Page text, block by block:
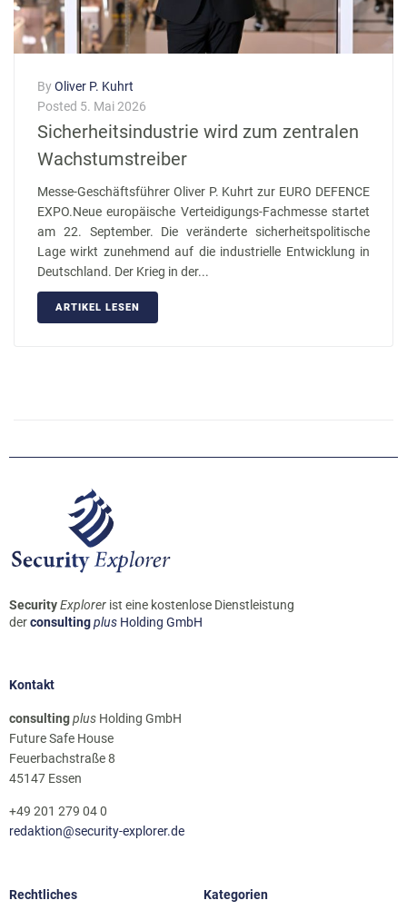
ByOliver P. Kuhrt
Posted 5. Mai 2026
Sicherheitsindustrie wird zum zentralen
Wachstumstreiber
Messe-Geschäftsführer Oliver P. Kuhrt zur EURO DEFENCE
EXPO.Neue europäische Verteidigungs-Fachmesse startet
am 22. September. Die veränderte sicherheitspolitische
Lage wirkt zunehmend auf die industrielle Entwicklung in
Deutschland. Der Krieg in der...
ARTIKEL LESEN
SecurityExplorer ist eine kostenlose Dienstleistung
derconsultingplus Holding GmbH
Kontakt
consultingplus Holding GmbH
Future Safe House
Feuerbachstraße 8
45147 Essen
+49 201 279 04 0
redaktion@security-explorer.de
Rechtliches Kategorien